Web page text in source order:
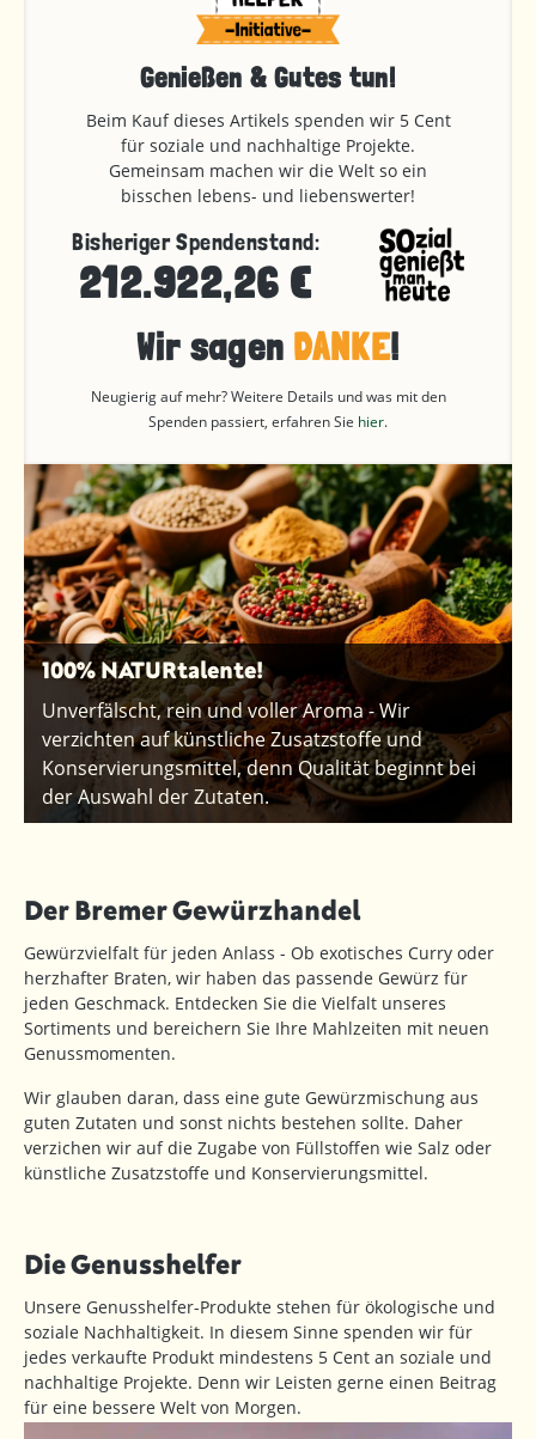
Genießen & Gutes tun!
Beim Kauf dieses Artikels spenden wir 5 Cent
für soziale und nachhaltige Projekte.
Gemeinsam machen wir die Welt so ein
bisschen lebens- und liebenswerter!
Bisheriger Spendenstand:
212.922,26 €
Wir sagen DANKE!
Neugierig auf mehr? Weitere Details und was mit den
Spenden passiert, erfahren Sie hier.
100% NATURtalente!
Unverfälscht, rein und voller Aroma - Wir
verzichten auf künstliche Zusatzstoffe und
Konservierungsmittel, denn Qualität beginnt bei
der Auswahl der Zutaten.
Der Bremer Gewürzhandel
Gewürzvielfalt für jeden Anlass - Ob exotisches Curry oder
herzhafter Braten, wir haben das passende Gewürz für
jeden Geschmack. Entdecken Sie die Vielfalt unseres
Sortiments und bereichern Sie Ihre Mahlzeiten mit neuen
Genussmomenten.
Wir glauben daran, dass eine gute Gewürzmischung aus
guten Zutaten und sonst nichts bestehen sollte. Daher
verzichen wir auf die Zugabe von Füllstoffen wie Salz oder
künstliche Zusatzstoffe und Konservierungsmittel.
Die Genusshelfer
Unsere Genusshelfer-Produkte stehen für ökologische und
soziale Nachhaltigkeit. In diesem Sinne spenden wir für
jedes verkaufte Produkt mindestens 5 Cent an soziale und
nachhaltige Projekte. Denn wir Leisten gerne einen Beitrag
für eine bessere Welt von Morgen.